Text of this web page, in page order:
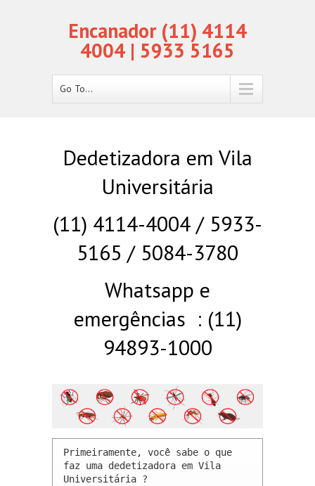
Encanador (11) 4114
4004 | 5933 5165
Go To...
Dedetizadora em Vila
Universitária
(11) 4114-4004 / 5933-
5165 / 5084-3780
Whatsapp e
emergências : (11)
94893-1000
Primeiramente, você sabe o que
faz uma dedetizadora em Vila
Universitária ?